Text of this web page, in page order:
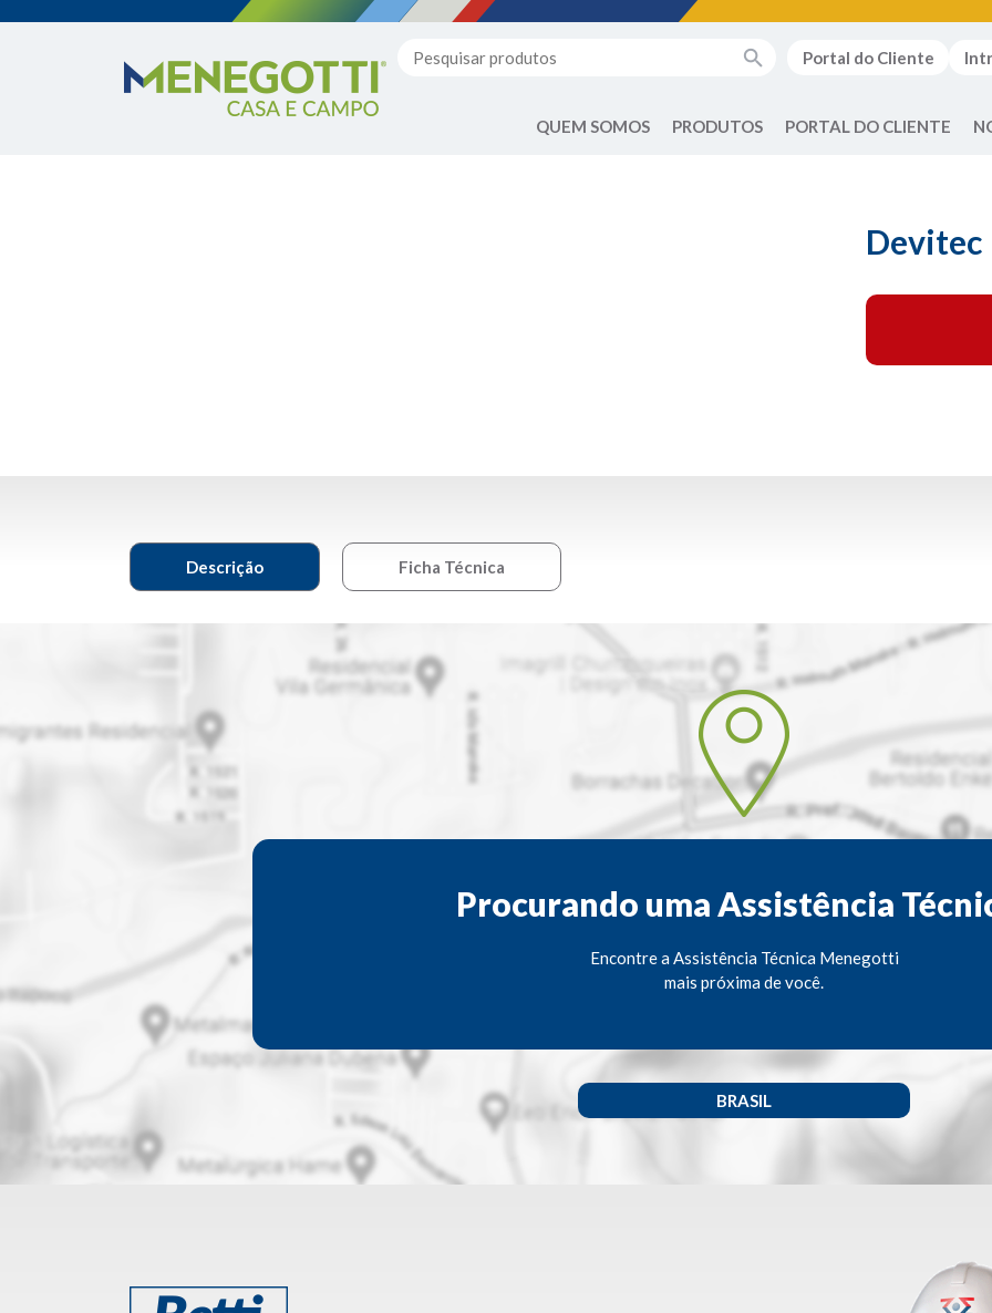
Portal do Cliente
QUEM SOMOS PRODUTOS PORTAL DO CLIENTE
Devitec
Descrição Ficha Técnica
Procurando uma Assistência
Encontre a Assistência Técnica Menegotti
mais próxima de você.
BRASIL